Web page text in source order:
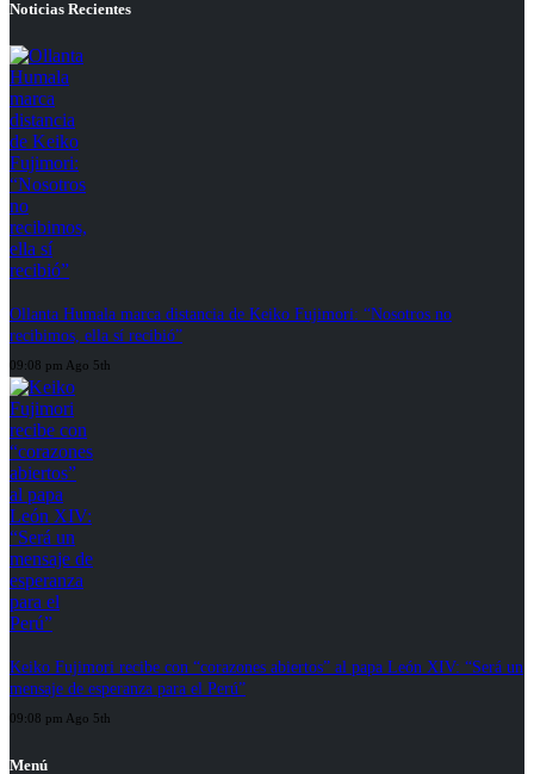
Noticias Recientes
Ollanta Humala marca distancia de Keiko Fujimori: “Nosotros no
recibimos, ella sí recibió”
09:08 pm Ago 5th
Keiko Fujimori recibe con “corazones abiertos” al papa León XIV: “Será un
mensaje de esperanza para el Perú”
09:08 pm Ago 5th
Menú